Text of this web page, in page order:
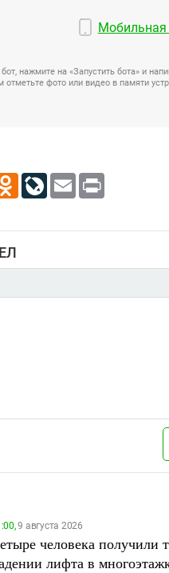
нажмите на «Запустить бота» и
фото или видео в памяти
Odnoklassniki
LiveJournal
Email
9 августа 2026
человека получили
лифта в